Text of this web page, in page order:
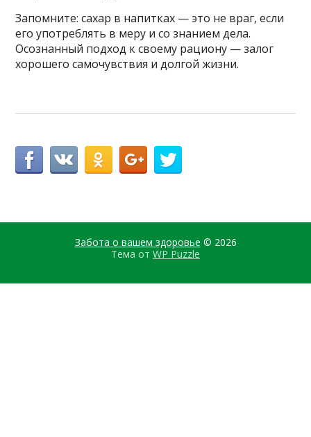
Запомните: сахар в напитках — это не враг, если
его употреблять в меру и со знанием дела.
Осознанный подход к своему рациону — залог
хорошего самочувствия и долгой жизни.
Забота о вашем здоровье © 2026
Тема от WP Puzzle